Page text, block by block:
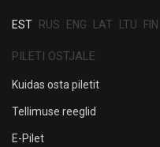
EST RUS ENG LAT LTU FIN
PILETI OSTJALE
Kuidas osta piletit
Tellimuse reeglid
E-Pilet